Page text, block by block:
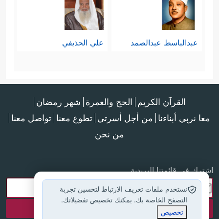
فِیۤ ءَایَـٰتِنَا فَأَعۡرِضۡ عَنۡهُمۡ حَتَّىٰ یَخُوضُواْ فِی حَدِیثٍ
غَیۡرِهِۦۚ وَإِمَّا یُنسِیَنَّكَ ٱلشَّیۡطَـٰنُ فَلَا تَقۡعُدۡ بَعۡدَ ٱلذِّكۡرَىٰ
المَعلَمُ التاسع: العمل على الدعوة
والإصلاح وإنقاذ الناس، وهذا المعلم
مكمِّلٌ لما قبله حتى لا يكون الإعراض
ٱلۡأَرۡضِ حَیۡرَانَ لَهُۥۤ أَصۡحَـٰبࣱ یَدۡعُونَهُۥۤ إِلَى ٱلۡهُدَى ٱئۡتِنَاۗ
قُلۡ إِنَّ هُدَى ٱللَّهِ هُوَ ٱلۡهُدَىٰۖ﴾ .
المَعلَمُ العاشر: التذكيرُ بالأصل الكلِّي
عبدالباسط عبدالصمد علي الحذيفي
القرآن الكريم الحج والعمرة شهر رمضان
معا نربي أبناءنا من أجل أسرتي تطوع معنا تواصل معنا
من نحن
اشترك في قائمتنا البريدية
نستخدم ملفات تعريف الارتباط لتحسين تجربة
التصفح الخاصة بك. يمكنك تخصيص تفضيلاتك.
تخصيص